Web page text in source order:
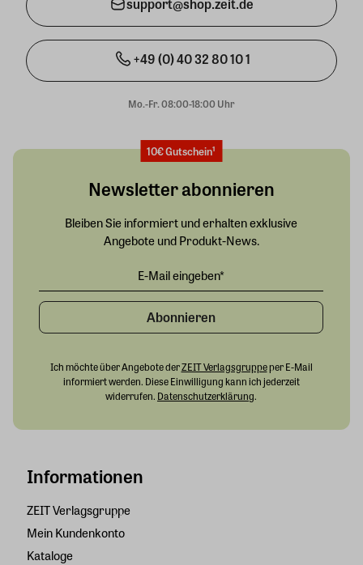
support@shop.zeit.de
+49 (0) 40 32 80 10 1
Mo.-Fr. 08:00-18:00 Uhr
Informationen
ZEIT Verlagsgruppe
Mein Kundenkonto
Kataloge
10€ Gutschein¹
Newsletter abonnieren
Bleiben Sie informiert und erhalten exklusive
Angebote und Produkt-News.
Abonnieren
Ich möchte über Angebote derZEIT Verlagsgruppeper E-Mail
informiert werden. Diese Einwilligung kann ich jederzeit
widerrufen. Datenschutzerklärung.